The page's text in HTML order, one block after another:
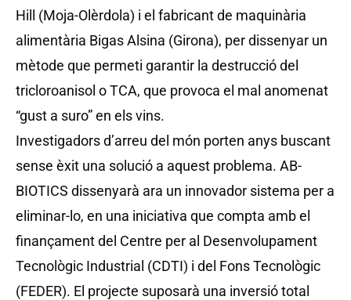
Hill (Moja-Olèrdola) i el fabricant de maquinària
alimentària Bigas Alsina (Girona), per dissenyar un
mètode que permeti garantir la destrucció del
tricloroanisol o TCA, que provoca el mal anomenat
“gust a suro” en els vins.
Investigadors d’arreu del món porten anys buscant
sense èxit una solució a aquest problema. AB-
BIOTICS dissenyarà ara un innovador sistema per a
eliminar-lo, en una iniciativa que compta amb el
finançament del Centre per al Desenvolupament
Tecnològic Industrial (CDTI) i del Fons Tecnològic
(FEDER). El projecte suposarà una inversió total